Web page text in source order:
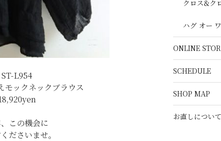
ST-L954
モックネックブラウス
この機会に
ださいませ。
クロス&ク
ハグ オー
ONLINE
SCHEDULE
SHOP MAP
お直しについて